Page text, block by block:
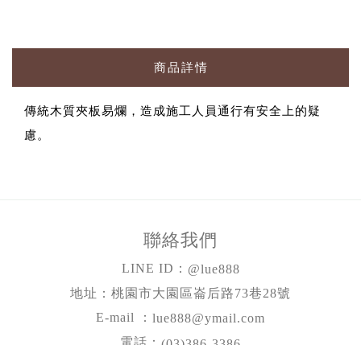
商品詳情
傳統木質夾板易爛，造成施工人員通行有安全上的疑
慮。
聯絡我們
LINE ID： @lue888
地址：桃園市大園區崙后路73巷28號
E-mail ： lue888@ymail.com